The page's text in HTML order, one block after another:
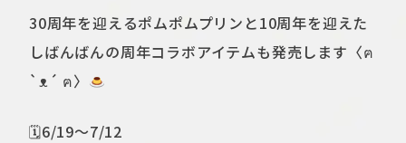
30周年を迎えるポムポムプリンと10周年を迎えた
しばんばんの周年コラボアイテムも発売します〈ฅ
`ᴥ´ ฅ〉
🗓6/19～7/12